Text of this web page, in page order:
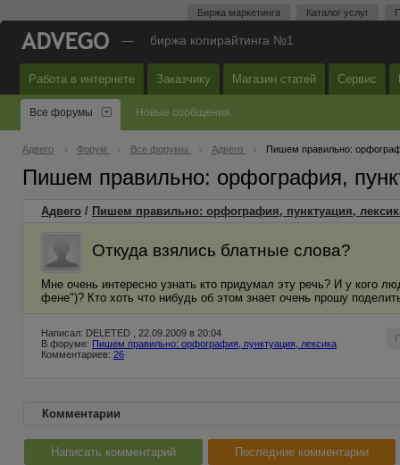
Биржа маркетинга Каталог услуг
— биржа копирайтинга №1
Работа в интернете Заказчику Магазин статей Сервис
Все форумы Новые сообщения
Адвего Форум Все форумы Адвего Пишем правильно:
Пишем правильно: орфография,
Адвего / Пишем правильно: орфография, пунктуация,
Откуда взялись блатные слова?
Мне очень интересно узнать кто придумал эту речь? И у кого
фене")? Кто хоть что нибудь об этом знает очень прошу
Написал: DELETED , 22.09.2009 в 20:04
В форуме: Пишем правильно: орфография, пунктуация, лексика
Комментариев: 26
Комментарии
Написать комментарий Последние комментарии